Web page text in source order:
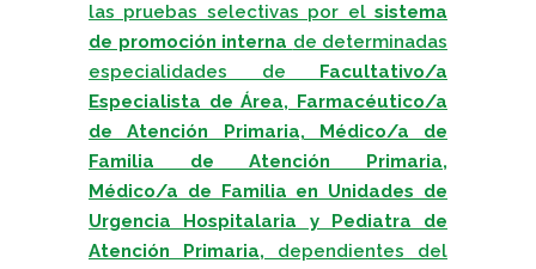
las pruebas selectivas por el sistema
de promoción interna de determinadas
especialidades de Facultativo/a
Especialista de Área, Farmacéutico/a
de Atención Primaria, Médico/a de
Familia de Atención Primaria,
Médico/a de Familia en Unidades de
Urgencia Hospitalaria y Pediatra de
Atención Primaria, dependientes del